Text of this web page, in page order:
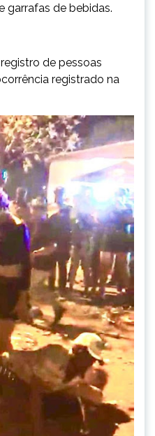
garrafas de bebidas.
de pessoas
registrado na